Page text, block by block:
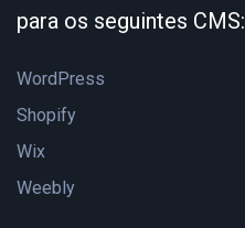
para os seguintes CMS:
WordPress
Shopify
Wix
Weebly